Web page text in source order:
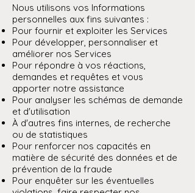
Nous utilisons vos Informations
personnelles aux fins suivantes :
Pour fournir et exploiter les Services
Pour développer, personnaliser et
améliorer nos Services
Pour répondre à vos réactions,
demandes et requêtes et vous
apporter notre assistance
Pour analyser les schémas de demande
et d'utilisation
À d'autres fins internes, de recherche
ou de statistiques
Pour renforcer nos capacités en
matière de sécurité des données et de
prévention de la fraude
Pour enquêter sur les éventuelles